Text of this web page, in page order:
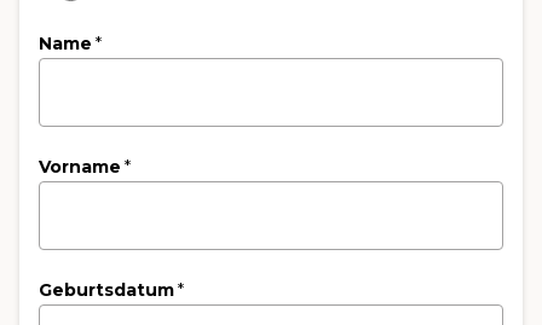
Name *
Vorname *
Geburtsdatum*